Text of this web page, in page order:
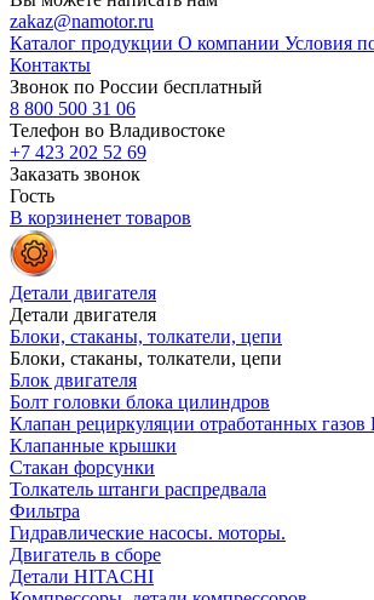
zakaz@namotor.ru
Каталог продукции О компании Условия
Контакты
Звонок по России бесплатный
8 800 500 31 06
Телефон во Владивостоке
+7 423 202 52 69
Заказать звонок
Гость
В корзиненет товаров
Детали двигателя
Детали двигателя
Блоки, стаканы, толкатели, цепи
Блоки, стаканы, толкатели, цепи
Блок двигателя
Болт головки блока цилиндров
Клапан рециркуляции отработанных газов
Клапанные крышки
Стакан форсунки
Толкатель штанги распредвала
Фильтра
Гидравлические насосы. моторы.
Двигатель в сборе
Детали HITACHI